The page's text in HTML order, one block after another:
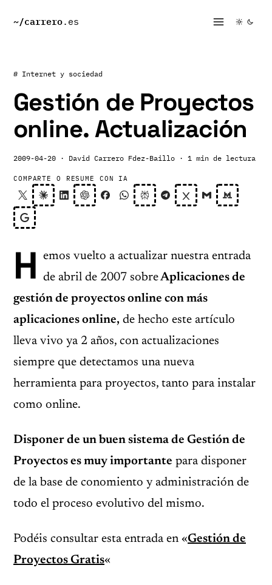
~/carrero.es
# Internet y sociedad
Gestión de Proyectos
online. Actualización
2009-04-20 · David Carrero Fdez-Baillo · 1 min de lectura
COMPARTE O RESUME CON IA
H emos vuelto a actualizar nuestra entrada
de abril de 2007 sobreAplicaciones de
gestión de proyectos online con más
aplicaciones online, de hecho este artículo
lleva vivo ya 2 años, con actualizaciones
siempre que detectamos una nueva
herramienta para proyectos, tanto para instalar
como online.
Disponer de un buen sistema de Gestión de
Proyectos es muy importante para disponer
de la base de conomiento y administración de
todo el proceso evolutivo del mismo.
Podéis consultar esta entrada en «Gestión de
Proyectos Gratis«